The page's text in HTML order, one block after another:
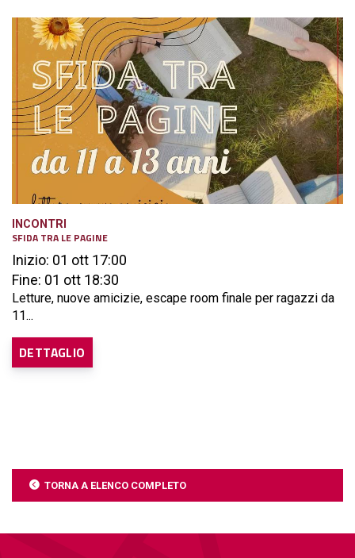
INCONTRI
SFIDA TRA LE PAGINE
Inizio: 01 ott 17:00
Fine: 01 ott 18:30
Letture, nuove amicizie, escape room finale per ragazzi da
11...
DETTAGLIO
TORNA A ELENCO COMPLETO